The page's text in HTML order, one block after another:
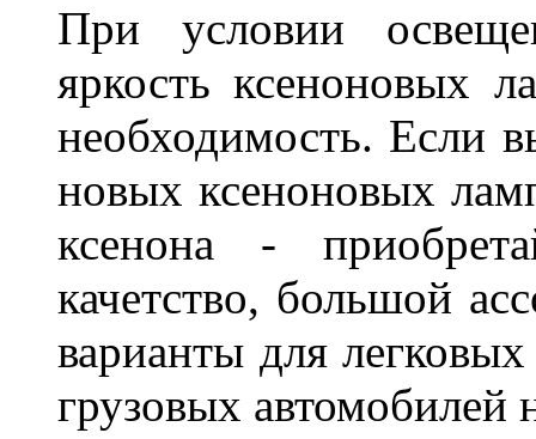
При условии
яркость ксеноновых
необходимость. Если
новых ксеноновых
ксенона -
качетство, большой
варианты для
грузовых автомобилей